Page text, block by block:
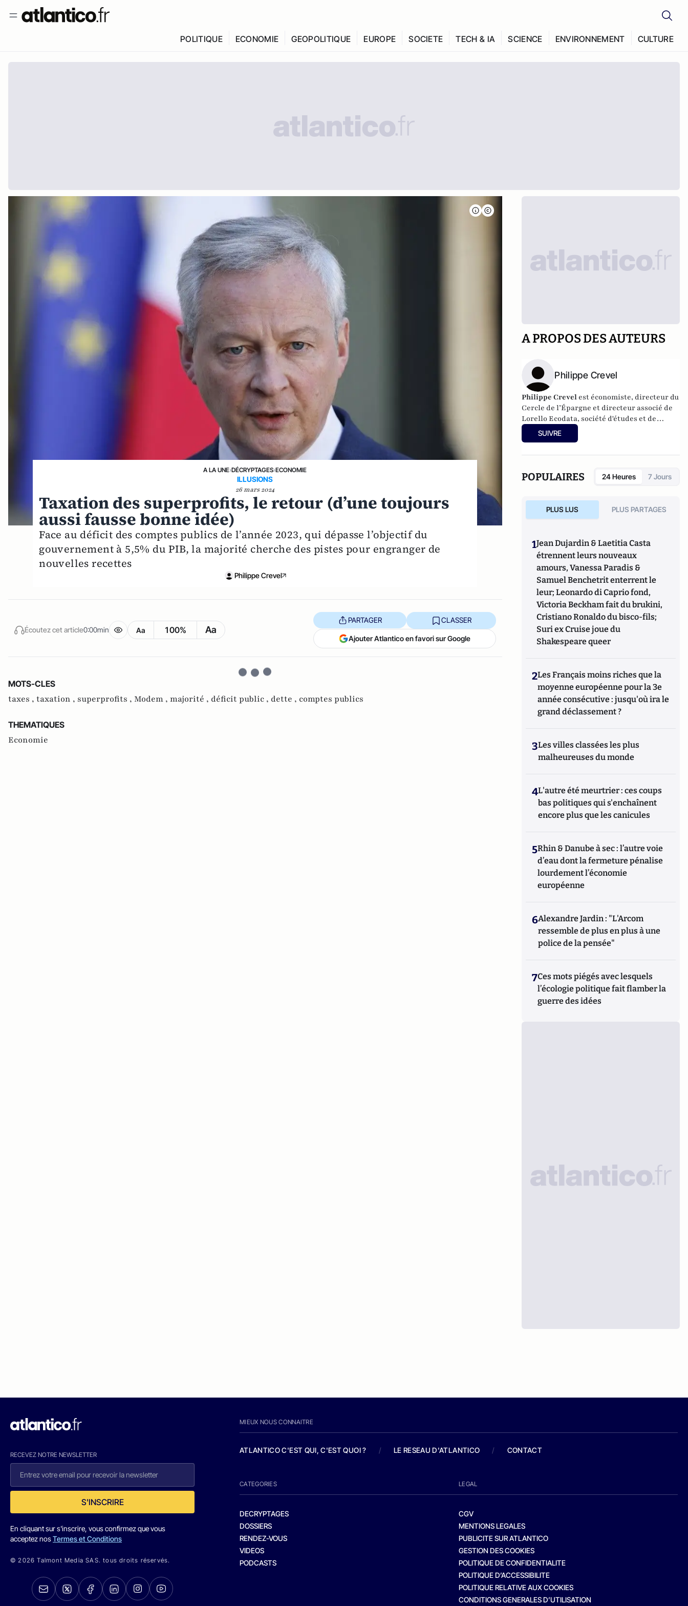
POLITIQUE ECONOMIE GEOPOLITIQUE EUROPE SOCIETE TECH & IA SCIENCE ENVIRONNEMENT CULTURE
A LA UNE›DÉCRYPTAGES›ECONOMIE
ILLUSIONS
26 mars 2024
Taxation des superprofits, le retour (d’une toujours
aussi fausse bonne idée)
Face au déficit des comptes publics de l’année 2023, qui dépasse l’objectif du
gouvernement à 5,5% du PIB, la majorité cherche des pistes pour engranger de
nouvelles recettes
Philippe Crevel
Écoutez cet article0:00min Aa 100% Aa
PARTAGER CLASSER
Ajouter Atlantico en favori sur Google
MOTS-CLES
taxes , taxation , superprofits , Modem , majorité , déficit public , dette , comptes publics
THEMATIQUES
Economie
A PROPOS DES AUTEURS
Philippe Crevel
Philippe Crevel est économiste, directeur du
Cercle de l’Épargne et directeur associé de
Lorello Ecodata, société d'études et de
conseils en stratégies économiques.
SUIVRE
POPULAIRES 24 Heures 7 Jours
PLUS LUS PLUS PARTAGES
1Jean Dujardin & Laetitia Casta
étrennent leurs nouveaux
amours, Vanessa Paradis &
Samuel Benchetrit enterrent le
leur; Leonardo di Caprio fond,
Victoria Beckham fait du brukini,
Cristiano Ronaldo du bisco-fils;
Suri ex Cruise joue du
Shakespeare queer
2Les Français moins riches que la
moyenne européenne pour la 3e
année consécutive : jusqu'où ira le
grand déclassement ?
3Les villes classées les plus
malheureuses du monde
4L'autre été meurtrier : ces coups
bas politiques qui s'enchaînent
encore plus que les canicules
5Rhin & Danube à sec : l’autre voie
d’eau dont la fermeture pénalise
lourdement l’économie
européenne
6Alexandre Jardin : "L'Arcom
ressemble de plus en plus à une
police de la pensée"
7Ces mots piégés avec lesquels
l’écologie politique fait flamber la
guerre des idées
RECEVEZ NOTRE NEWSLETTER
S'INSCRIRE
En cliquant sur s'inscrire, vous confirmez que vous
acceptez nosTermes et Conditions
© 2026 Talmont Media SAS. tous droits réservés.
MIEUX NOUS CONNAITRE
ATLANTICO C'EST QUI, C'EST QUOI ? / LE RESEAU D'ATLANTICO / CONTACT
CATEGORIES
DECRYPTAGES
DOSSIERS
RENDEZ-VOUS
VIDEOS
PODCASTS
LEGAL
CGV
MENTIONS LEGALES
PUBLICITE SUR ATLANTICO
GESTION DES COOKIES
POLITIQUE DE CONFIDENTIALITE
POLITIQUE D’ACCESSIBILITE
POLITIQUE RELATIVE AUX COOKIES
CONDITIONS GENERALES D’UTILISATION